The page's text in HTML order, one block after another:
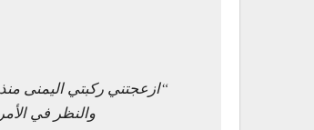
“ازعجتني ركبتي اليمنى
والنظر في